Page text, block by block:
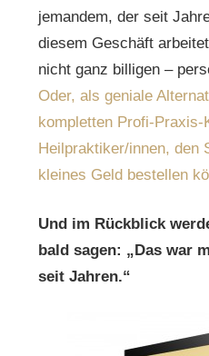
jemandem, der seit
diesem Geschäft
nicht ganz billigen –
Oder, als geniale
kompletten Profi-
Heilpraktiker/innen, den
kleines Geld bestellen
Und im Rückblick
bald sagen: „Das war
seit Jahren.“